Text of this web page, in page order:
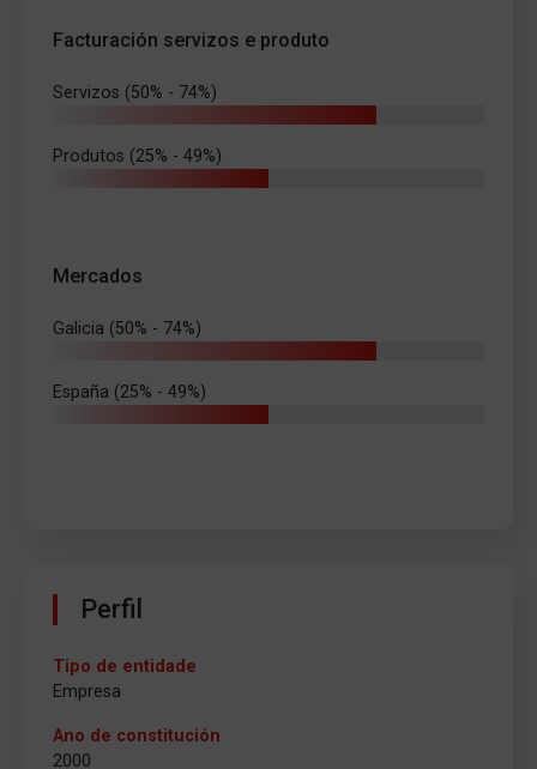
Facturación servizos e produto
Servizos (50% - 74%)
Produtos (25% - 49%)
Mercados
Galicia (50% - 74%)
España (25% - 49%)
Perfil
Tipo de entidade
Empresa
Ano de constitución
2000